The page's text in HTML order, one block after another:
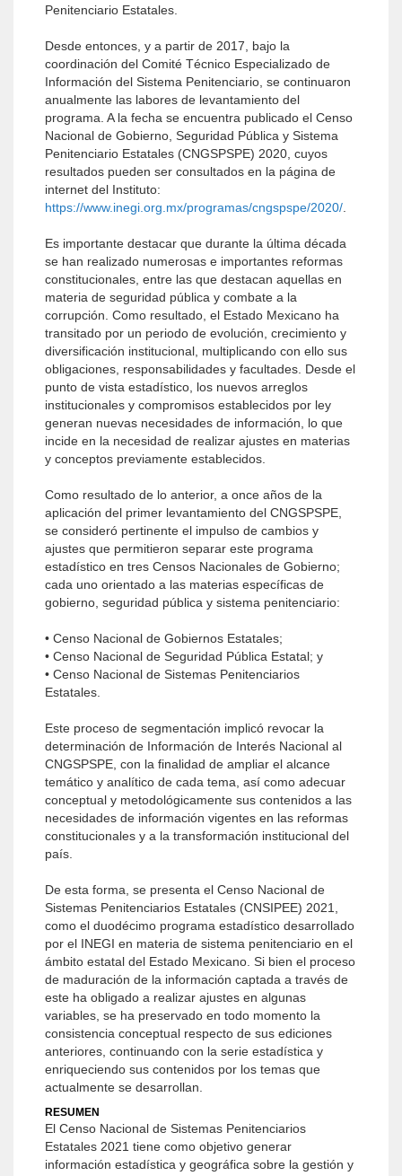
Penitenciario Estatales.
Desde entonces, y a partir de 2017, bajo la
coordinación del Comité Técnico Especializado de
Información del Sistema Penitenciario, se continuaron
anualmente las labores de levantamiento del
programa. A la fecha se encuentra publicado el Censo
Nacional de Gobierno, Seguridad Pública y Sistema
Penitenciario Estatales (CNGSPSPE) 2020, cuyos
resultados pueden ser consultados en la página de
internet del Instituto:
https://www.inegi.org.mx/programas/cngspspe/2020/
Es importante destacar que durante la última década
se han realizado numerosas e importantes reformas
constitucionales, entre las que destacan aquellas en
materia de seguridad pública y combate a la
corrupción. Como resultado, el Estado Mexicano ha
transitado por un periodo de evolución, crecimiento y
diversificación institucional, multiplicando con ello sus
obligaciones, responsabilidades y facultades. Desde el
punto de vista estadístico, los nuevos arreglos
institucionales y compromisos establecidos por ley
generan nuevas necesidades de información, lo que
incide en la necesidad de realizar ajustes en materias
y conceptos previamente establecidos.
Como resultado de lo anterior, a once años de la
aplicación del primer levantamiento del CNGSPSPE,
se consideró pertinente el impulso de cambios y
ajustes que permitieron separar este programa
estadístico en tres Censos Nacionales de Gobierno;
cada uno orientado a las materias específicas de
gobierno, seguridad pública y sistema penitenciario:
• Censo Nacional de Gobiernos Estatales;
• Censo Nacional de Seguridad Pública Estatal; y
• Censo Nacional de Sistemas Penitenciarios
Estatales.
Este proceso de segmentación implicó revocar la
determinación de Información de Interés Nacional al
CNGSPSPE, con la finalidad de ampliar el alcance
temático y analítico de cada tema, así como adecuar
conceptual y metodológicamente sus contenidos a las
necesidades de información vigentes en las reformas
constitucionales y a la transformación institucional del
país.
De esta forma, se presenta el Censo Nacional de
Sistemas Penitenciarios Estatales (CNSIPEE) 2021,
como el duodécimo programa estadístico desarrollado
por el INEGI en materia de sistema penitenciario en el
ámbito estatal del Estado Mexicano. Si bien el proceso
de maduración de la información captada a través de
este ha obligado a realizar ajustes en algunas
variables, se ha preservado en todo momento la
consistencia conceptual respecto de sus ediciones
anteriores, continuando con la serie estadística y
enriqueciendo sus contenidos por los temas que
actualmente se desarrollan.
RESUMEN
El Censo Nacional de Sistemas Penitenciarios
Estatales 2021 tiene como objetivo generar
información estadística y geográfica sobre la gestión y